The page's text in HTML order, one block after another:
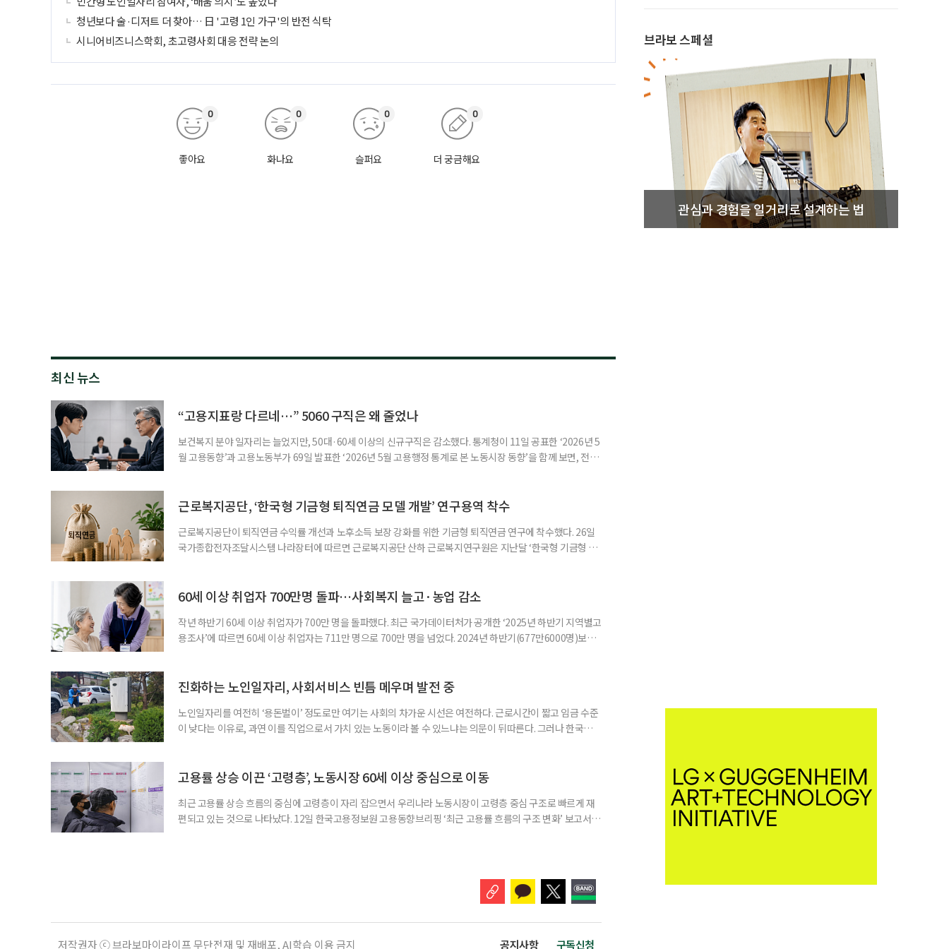
청년보다 술·디저트 더 찾아… 日 '고령 1인 가구'의 반전 식탁
시니어비즈니스학회, 초고령사회 대응 전략 논의
좋아요
0
화나요
0
슬퍼요
0
더 궁금해요
0
최신 뉴스
“고용지표랑 다르네…” 5060 구직은 왜 줄었나
보건복지 분야 일자리는 늘었지만, 50대·60세 이상의 신규구직은 감소했다. 통계청이 11일 공표한 ‘2026년 5
월 고용동향’과 고용노동부가 69일 발표한 ‘2026년 5월 고용행정 통계로 본 노동시장 동향’을 함께 보면, 전체
론 온도차 표면적으로는 5월 고용시장이 급격히 무너졌다기보다 둔화하는
근로복지공단, ‘한국형 기금형 퇴직연금 모델 개발’ 연구용역 착수
근로복지공단이 퇴직연금 수익률 개선과 노후소득 보장 강화를 위한 기금형 퇴직연금 연구에 착수했다. 26일
국가종합전자조달시스템 나라장터에 따르면 근로복지공단 산하 근로복지연구원은 지난달 ‘한국형 기금형 퇴
득 보장 강화를 위해 기금형 퇴직연금 도입 검토와 한국형 모델 개발이 필요하다”고 밝혔다. 이번 연구는 먼저
60세 이상 취업자 700만명 돌파…사회복지 늘고·농업 감소
작년 하반기 60세 이상 취업자가 700만 명을 돌파했다. 최근 국가데이터처가 공개한 ‘2025년 하반기 지역별고
용조사’에 따르면 60세 이상 취업자는 711만 명으로 700만 명을 넘었다. 2024년 하반기(677만6000명)보다
증가하고, 음식점 및 주점업은 4만1000명 증가했다. 반면
진화하는 노인일자리, 사회서비스 빈틈 메우며 발전 중
노인일자리를 여전히 ‘용돈벌이’ 정도로만 여기는 사회의 차가운 시선은 여전하다. 근로시간이 짧고 임금 수준
이 낮다는 이유로, 과연 이를 직업으로서 가치 있는 노동이라 볼 수 있느냐는 의문이 뒤따른다. 그러나 한국노인
만점에 4.10점이었고, 참여 후 삶의 변화 수준은 4.05점으로 긍정적인 결과를 보여줬다. 자존감과 건
고용률 상승 이끈 ‘고령층’, 노동시장 60세 이상 중심으로 이동
최근 고용률 상승 흐름의 중심에 고령층이 자리 잡으면서 우리나라 노동시장이 고령층 중심 구조로 빠르게 재
편되고 있는 것으로 나타났다. 12일 한국고용정보원 고용동향브리핑 ‘최근 고용률 흐름의 구조 변화’ 보고서에
저작권자 ⓒ 브라보마이라이프 무단전재 및 재배포, AI학습 이용 금지 공지사항 구독신청
브라보 스페셜
관심과 경험을 일거리로 설계하는 법